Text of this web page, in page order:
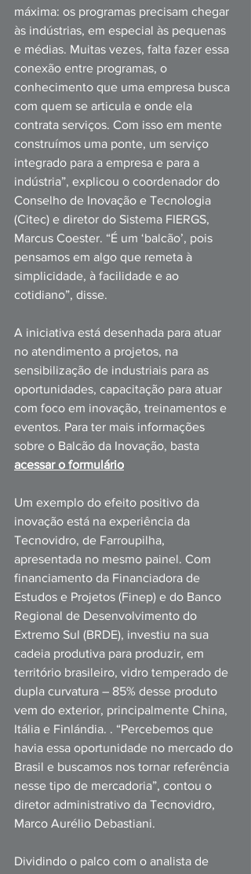
máxima: os programas precisam chegar
às indústrias, em especial às pequenas
e médias. Muitas vezes, falta fazer essa
conexão entre programas, o
conhecimento que uma empresa busca
com quem se articula e onde ela
contrata serviços. Com isso em mente
construímos uma ponte, um serviço
integrado para a empresa e para a
indústria”, explicou o coordenador do
Conselho de Inovação e Tecnologia
(Citec) e diretor do Sistema FIERGS,
Marcus Coester. “É um ‘balcão’, pois
pensamos em algo que remeta à
simplicidade, à facilidade e ao
cotidiano”, disse.
A iniciativa está desenhada para atuar
no atendimento a projetos, na
sensibilização de industriais para as
oportunidades, capacitação para atuar
com foco em inovação, treinamentos e
eventos. Para ter mais informações
sobre o Balcão da Inovação, basta
acessar o formulário
Um exemplo do efeito positivo da
inovação está na experiência da
Tecnovidro, de Farroupilha,
apresentada no mesmo painel. Com
financiamento da Financiadora de
Estudos e Projetos (Finep) e do Banco
Regional de Desenvolvimento do
Extremo Sul (BRDE), investiu na sua
cadeia produtiva para produzir, em
território brasileiro, vidro temperado de
dupla curvatura – 85% desse produto
vem do exterior, principalmente China,
Itália e Finlándia. . “Percebemos que
havia essa oportunidade no mercado do
Brasil e buscamos nos tornar referência
nesse tipo de mercadoria”, contou o
diretor administrativo da Tecnovidro,
Marco Aurélio Debastiani.
Dividindo o palco com o analista de